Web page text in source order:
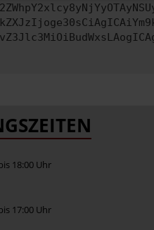
18:00 Uhr
17:00 Uhr